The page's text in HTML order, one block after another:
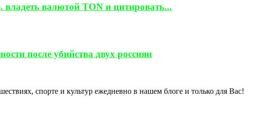
валютой TON и цитировать...
после убийства двух россиян
спорте и культур ежедневно в нашем блоге и только для Вас!